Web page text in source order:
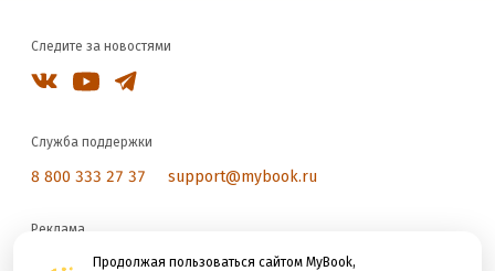
Продолжая пользоваться сайтом MyBook,
Следите за новостями
Служба поддержки
8 800 333 27 37 support@mybook.ru
Реклама
reklama@litres.ru